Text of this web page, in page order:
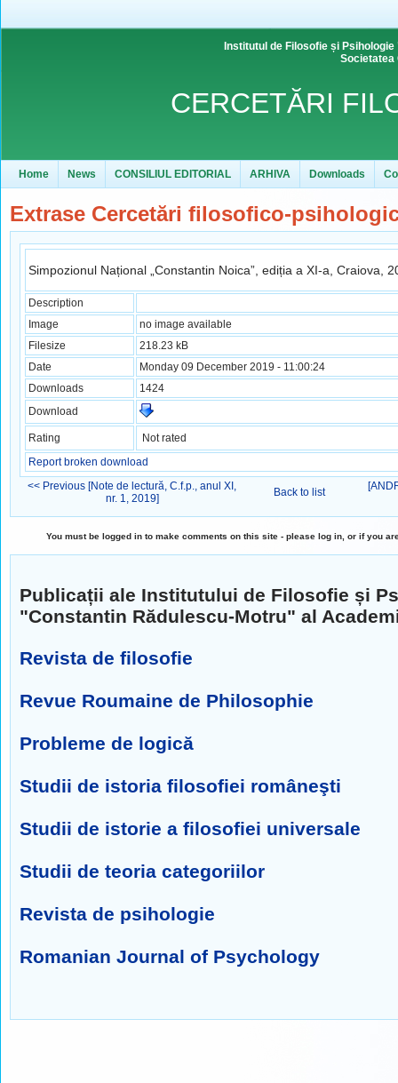
Institutul de Filosofie și
Societatea
CERCETĂRI
Home News CONSILIUL EDITORIAL ARHIVA Downloads
Extrase Cercetări filosofico-
Simpozionul Național „Constantin Noica”, ediția a XI-a, Craiova,
Description
Image
no image available
Filesize
218.23 kB
Date
Monday 09 December 2019 - 11:00:24
Downloads
1424
Download
Rating
Not rated
Report broken download
<< Previous [Note de lectură, C.f.p., anul XI,
nr. 1, 2019]
Back to list
You must be logged in to make comments on this site - please log in, or if you
Publicații ale Institutului de Filosofie și
"Constantin Rădulescu-Motru" al
Revista de filosofie
Revue Roumaine de Philosophie
Probleme de logică
Studii de istoria filosofiei româneşti
Studii de istorie a filosofiei universale
Studii de teoria categoriilor
Revista de psihologie
Romanian Journal of Psychology